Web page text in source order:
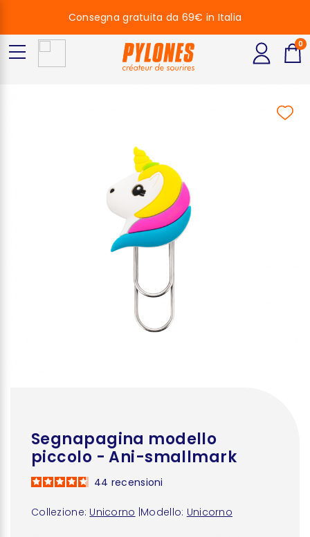
Segnapagina modello
piccolo - Ani-smallmark
Collezione: Unicorno Modello: Unicorno
44 recensioni
Consegna gratuita da 69€ in Italia
0